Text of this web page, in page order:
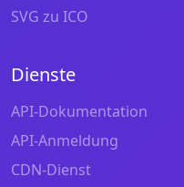
SVG zu ICO
Dienste
API-Dokumentation
API-Anmeldung
CDN-Dienst